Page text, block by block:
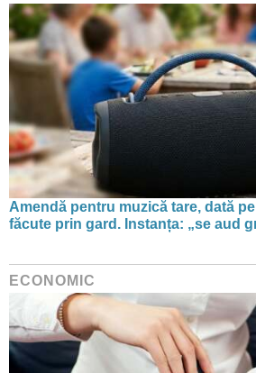
Amendă pentru muzică tare, dată
făcute prin gard. Instanța: „se aud
ECONOMIC